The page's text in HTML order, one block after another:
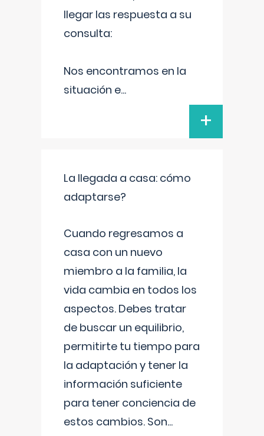
llegar las respuesta a su
consulta:
Nos encontramos en la
situación e...
+
La llegada a casa: cómo
adaptarse?
Cuando regresamos a
casa con un nuevo
miembro a la familia, la
vida cambia en todos los
aspectos. Debes tratar
de buscar un equilibrio,
permitirte tu tiempo para
la adaptación y tener la
información suficiente
para tener conciencia de
estos cambios. Son...